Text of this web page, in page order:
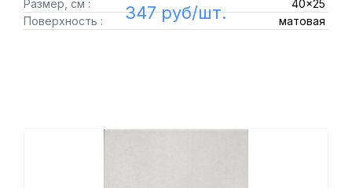
Размер, см :
40x25
Поверхность :
матовая
347 руб/шт.